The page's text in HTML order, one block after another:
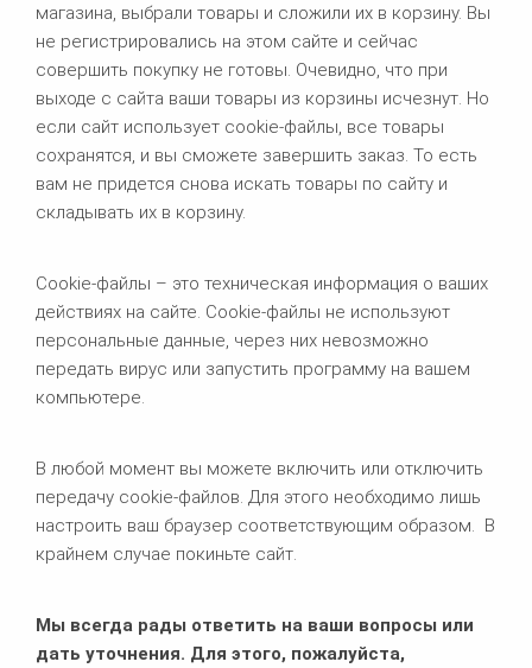
магазина, выбрали товары и сложили их в корзину. Вы
не регистрировались на этом сайте и сейчас
совершить покупку не готовы. Очевидно, что при
выходе с сайта ваши товары из корзины исчезнут. Но
если сайт использует cookie-файлы, все товары
сохранятся, и вы сможете завершить заказ. То есть
вам не придется снова искать товары по сайту и
складывать их в корзину.
Сookie-файлы – это техническая информация о ваших
действиях на сайте. Cookie-файлы не используют
персональные данные, через них невозможно
передать вирус или запустить программу на вашем
компьютере.
В любой момент вы можете включить или отключить
передачу cookie-файлов. Для этого необходимо лишь
настроить ваш браузер соответствующим образом. В
крайнем случае покиньте сайт.
Мы всегда рады ответить на ваши вопросы или
дать уточнения. Для этого, пожалуйста,